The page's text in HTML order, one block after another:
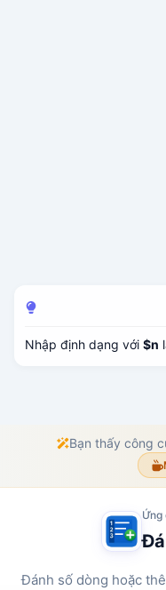
Ứng
Đánh số dòng hoặc
Nhập định dạng với $n
Bạn thấy công